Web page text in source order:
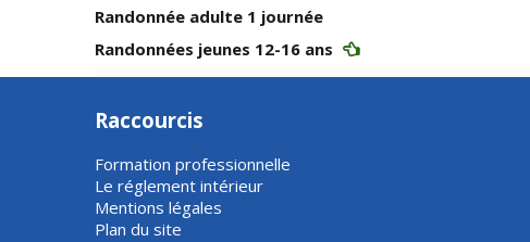
Randonnée adulte 1 journée
Randonnées jeunes 12-16 ans
Raccourcis
Formation professionnelle
Le réglement intérieur
Mentions légales
Plan du site